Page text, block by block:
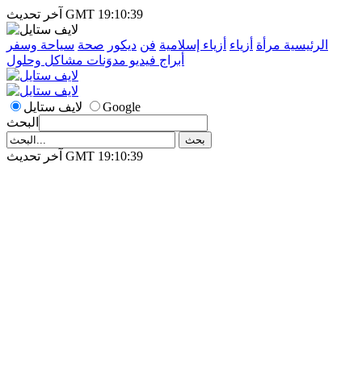
آخر تحديث GMT 19:10:39
الرئيسية مرأة أزياء أزياء إسلامية فن ديكور صحة سياحة وسفر
أبراج فيديو مدوَنات مشاكل وحلول
لايف ستايل
Google
البحث
آخر تحديث GMT 19:10:39